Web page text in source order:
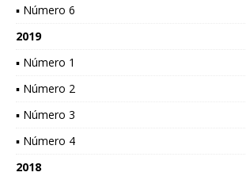
▪ Número 6
2019
▪ Número 1
▪ Número 2
▪ Número 3
▪ Número 4
2018